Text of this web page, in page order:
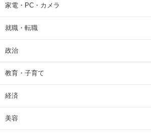
家電・PC・カメラ
就職・転職
政治
教育・子育て
経済
美容